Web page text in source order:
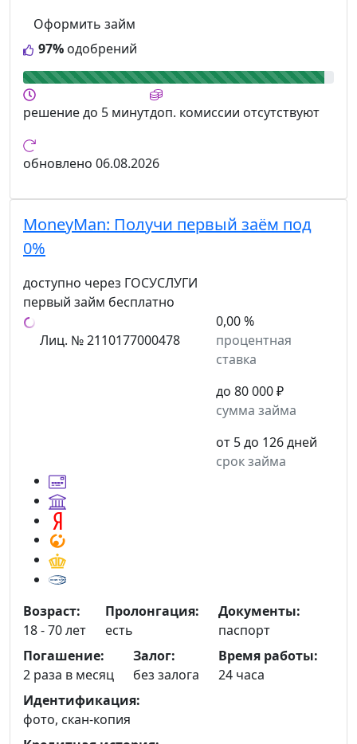
97% одобрений
Оформить займ
решениедо 5 минутдоп. комиссии отсутствуют
обновлено 06.08.2026
MoneyMan: Получи первый заём под
0%
доступно через ГОСУСЛУГИ
первый займ бесплатно
Лиц. № 2110177000478
0,00 %
процентная
ставка
до 80 000 ₽
сумма займа
от 5 до 126 дней
срок займа
Возраст:
18 - 70 лет
Пролонгация:
есть
Документы:
паспорт
Погашение:
2 раза в месяц
Залог:
без залога
Время работы:
24 часа
Идентификация:
фото, скан-копия